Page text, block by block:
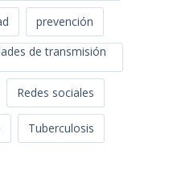
prevención
de transmisión
Redes sociales
Tuberculosis